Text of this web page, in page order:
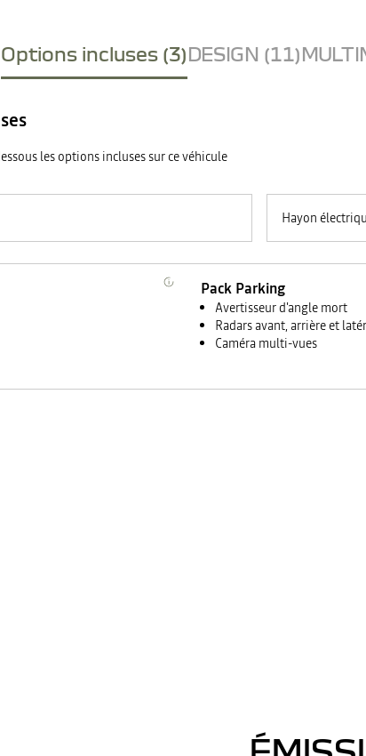
Options incluses (3)DESIGN (11)
les options incluses sur ce véhicule
Hayon
Pack Parking
Avertisseur d'angle mort
Radars avant, arrière et
Caméra multi-vues